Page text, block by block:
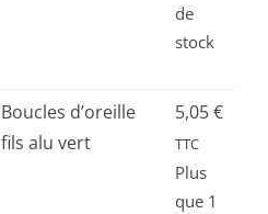
de
stock
Boucles d’oreille
fils alu vert
5,05€
TTC
Plus
que 1